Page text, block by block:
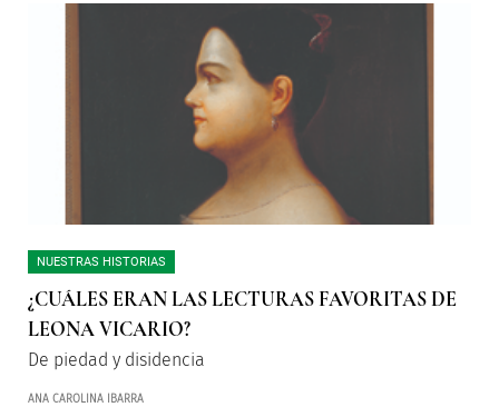
NUESTRAS HISTORIAS
¿CUÁLES ERAN LAS LECTURAS FAVORITAS DE
LEONA VICARIO?
De piedad y disidencia
ANA CAROLINA IBARRA